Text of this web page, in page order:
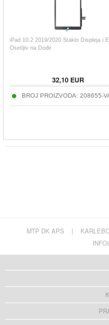
iPad 10.2 2019/2020 Staklo Displeja i
Osetljiv na Dodir
32,10EUR
BROJ PROIZVODA: 208655-
MTP DK APS |